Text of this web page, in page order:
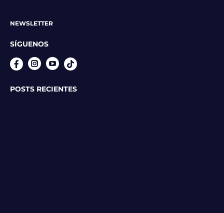
NEWSLETTER
SÍGUENOS
InstagramYouTube
POSTS RECIENTES